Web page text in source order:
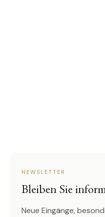
NEWSLETTER
Bleiben Sie
Neue Eingänge,